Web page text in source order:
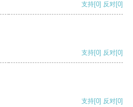
支持[0] 反对[0]
支持[0] 反对[0]
支持[0] 反对[0]